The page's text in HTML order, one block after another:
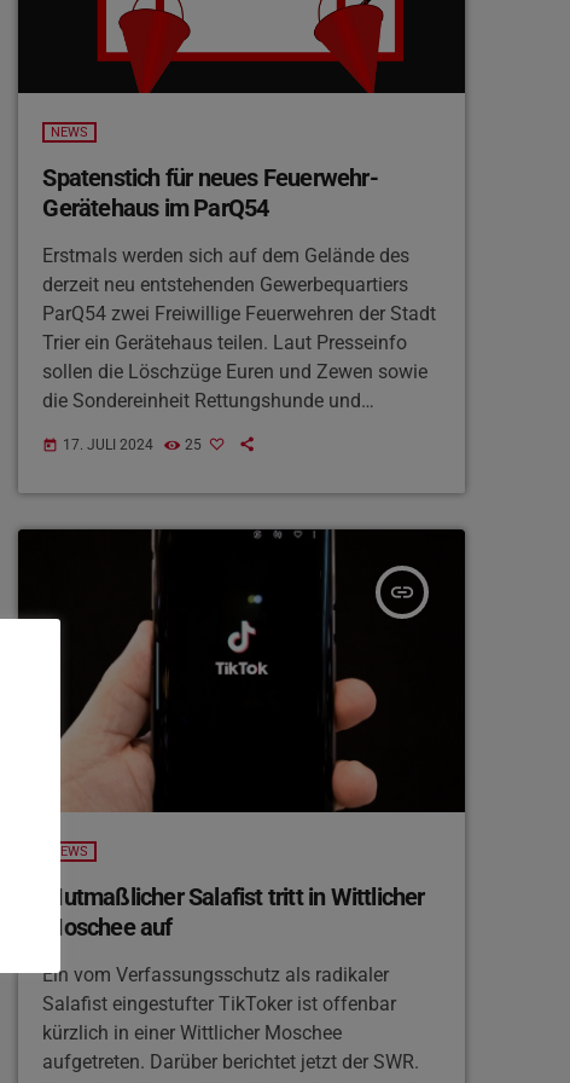
NEWS
Spatenstich für neues Feuerwehr-
Gerätehaus im ParQ54
Erstmals werden sich auf dem Gelände des
derzeit neu entstehenden Gewerbequartiers
ParQ54 zwei Freiwillige Feuerwehren der Stadt
Trier ein Gerätehaus teilen. Laut Presseinfo
sollen die Löschzüge Euren und Zewen sowie
die Sondereinheit Rettungshunde und
wo früher die General-von-Seidel-Kaserne lag.
Der Spatenstich für den Neubau des
today 17. JULI 2024 25
insert_link
NEWS
Mutmaßlicher Salafist tritt in Wittlicher
Moschee auf
Ein vom Verfassungsschutz als radikaler
Salafist eingestufter TikToker ist offenbar
kürzlich in einer Wittlicher Moschee
aufgetreten. Darüber berichtet jetzt der SWR.